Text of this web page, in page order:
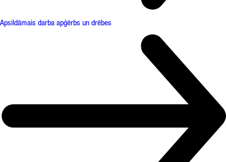
Apsildāmais darba apģērbs un drēbes